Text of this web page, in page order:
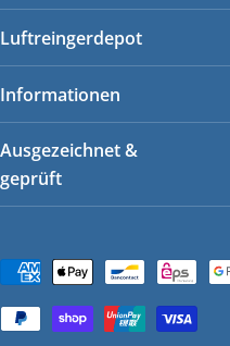
Luftreingerdepot
Informationen
Ausgezeichnet &
geprüft
Zahlungsmethoden